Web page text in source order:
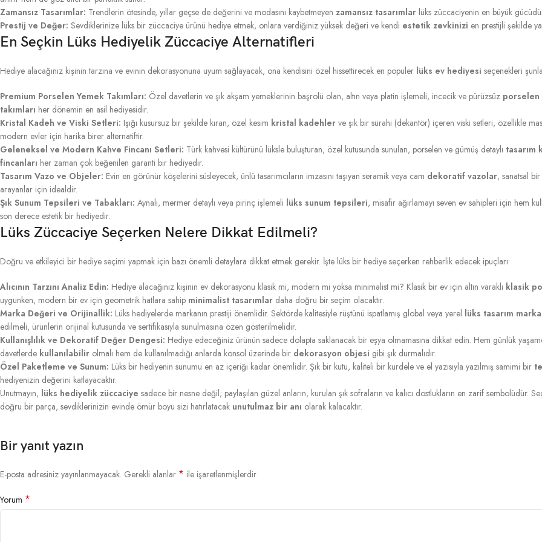
Zamansız Tasarımlar: Trendlerin ötesinde, yıllar geçse de değerini ve modasını kaybetmeyen zamansız tasarımlar lüks züccaciyenin en büyük
Prestij ve Değer: Sevdiklerinize lüks bir züccaciye ürünü hediye etmek, onlara verdiğiniz yüksek değeri ve kendi estetik zevkinizi en prestijli şekilde
En Seçkin Lüks Hediyelik Züccaciye Alternatifleri
Hediye alacağınız kişinin tarzına ve evinin dekorasyonuna uyum sağlayacak, ona kendisini özel hissettirecek en popüler lüks ev hediyesi seçenekleri
Premium Porselen Yemek Takımları: Özel davetlerin ve şık akşam yemeklerinin başrolü olan, altın veya platin işlemeli, incecik ve pürüzsüz porselen
takımları her dönemin en asil hediyesidir.
Kristal Kadeh ve Viski Setleri: Işığı kusursuz bir şekilde kıran, özel kesim kristal kadehler ve şık bir sürahi (dekantör) içeren viski setleri, özellikle
modern evler için harika birer alternatiftir.
Geleneksel ve Modern Kahve Fincanı Setleri: Türk kahvesi kültürünü lüksle buluşturan, özel kutusunda sunulan, porselen ve gümüş detaylı tasarım
fincanları her zaman çok beğenilen garanti bir hediyedir.
Tasarım Vazo ve Objeler: Evin en görünür köşelerini süsleyecek, ünlü tasarımcıların imzasını taşıyan seramik veya cam dekoratif vazolar, sanatsal
arayanlar için idealdir.
Şık Sunum Tepsileri ve Tabakları: Aynalı, mermer detaylı veya pirinç işlemeli lüks sunum tepsileri, misafir ağırlamayı seven ev sahipleri için hem
son derece estetik bir hediyedir.
Lüks Züccaciye Seçerken Nelere Dikkat Edilmeli?
Doğru ve etkileyici bir hediye seçimi yapmak için bazı önemli detaylara dikkat etmek gerekir. İşte lüks bir hediye seçerken rehberlik edecek ipuçları:
Alıcının Tarzını Analiz Edin: Hediye alacağınız kişinin ev dekorasyonu klasik mi, modern mi yoksa minimalist mi? Klasik bir ev için altın varaklı klasik
uygunken, modern bir ev için geometrik hatlara sahip minimalist tasarımlar daha doğru bir seçim olacaktır.
Marka Değeri ve Orijinallik: Lüks hediyelerde markanın prestiji önemlidir. Sektörde kalitesiyle rüştünü ispatlamış global veya yerel lüks tasarım
edilmeli, ürünlerin orijinal kutusunda ve sertifikasıyla sunulmasına özen gösterilmelidir.
Kullanışlılık ve Dekoratif Değer Dengesi: Hediye edeceğiniz ürünün sadece dolapta saklanacak bir eşya olmamasına dikkat edin. Hem günlük
davetlerde kullanılabilir olmalı hem de kullanılmadığı anlarda konsol üzerinde bir dekorasyon objesi gibi şık durmalıdır.
Özel Paketleme ve Sunum: Lüks bir hediyenin sunumu en az içeriği kadar önemlidir. Şık bir kutu, kaliteli bir kurdele ve el yazısıyla yazılmış samimi bir
hediyenizin değerini katlayacaktır.
Unutmayın, lüks hediyelik züccaciye sadece bir nesne değil; paylaşılan güzel anların, kurulan şık sofraların ve kalıcı dostlukların en zarif sembolüdür.
doğru bir parça, sevdiklerinizin evinde ömür boyu sizi hatırlatacak unutulmaz bir anı olarak kalacaktır.
Bir yanıt yazın
E-posta adresiniz yayınlanmayacak. Gerekli alanlar * ile işaretlenmişlerdir
Yorum *